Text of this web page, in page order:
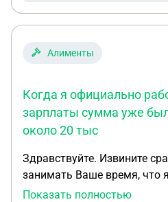
Алименты
Когда я официально
зарплаты сумма уже
около 20 тыс
Здравствуйте. Извините
занимать Ваше время, что
двигаться дальше ввиде
Показать полностью